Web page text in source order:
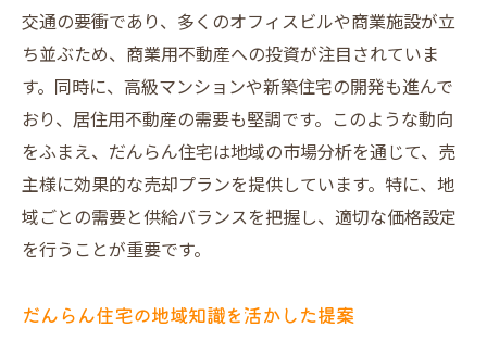
交通の要衝であり、多くのオフィスビルや商業施設が立
ち並ぶため、商業用不動産への投資が注目されていま
す。同時に、高級マンションや新築住宅の開発も進んで
おり、居住用不動産の需要も堅調です。このような動向
をふまえ、だんらん住宅は地域の市場分析を通じて、売
主様に効果的な売却プランを提供しています。特に、地
域ごとの需要と供給バランスを把握し、適切な価格設定
を行うことが重要です。
だんらん住宅の地域知識を活かした提案